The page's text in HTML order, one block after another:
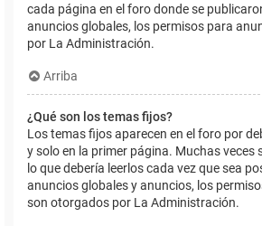
cada página en el foro donde se
anuncios globales, los permisos para
por La Administración.
Arriba
¿Qué son los temas fijos?
Los temas fijos aparecen en el foro por
y solo en la primer página. Muchas
lo que debería leerlos cada vez que sea
anuncios globales y anuncios, los
son otorgados por La Administración.